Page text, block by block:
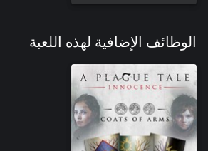
الوظائف الإضافية لهذه اللعبة